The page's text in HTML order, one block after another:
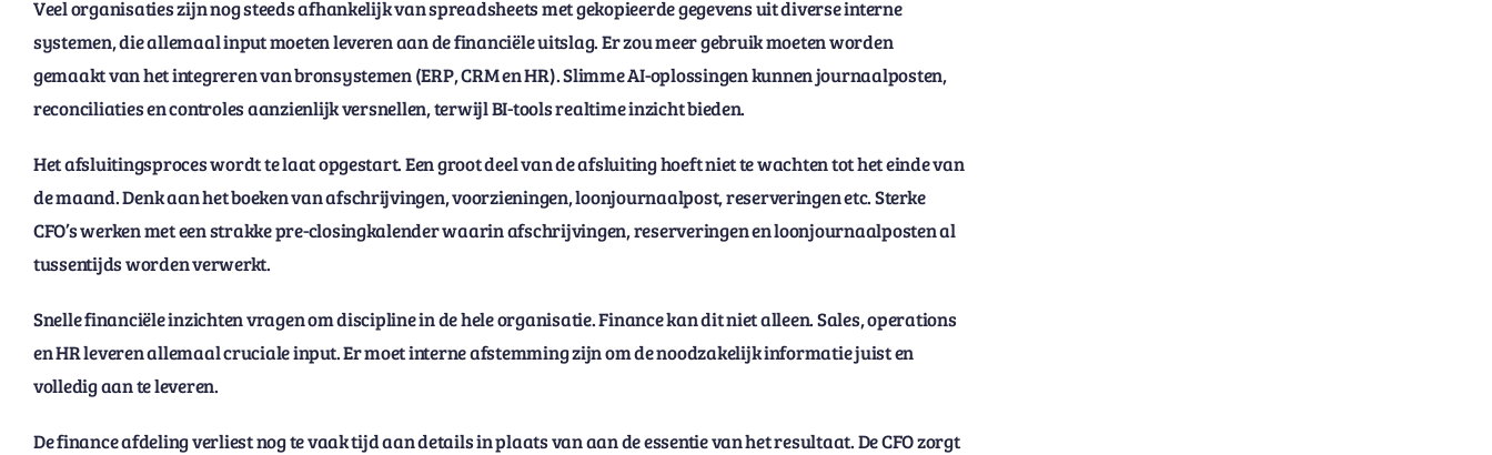
Veel organisaties zijn nog steeds afhankelijk van spreadsheets met gekopieerde gegevens uit diverse interne
systemen, die allemaal input moeten leveren aan de financiële uitslag. Er zou meer gebruik moeten worden
gemaakt van het integreren van bronsystemen (ERP, CRM en HR). Slimme AI-oplossingen kunnen journaalposten,
reconciliaties en controles aanzienlijk versnellen, terwijl BI-tools realtime inzicht bieden.
Het afsluitingsproces wordt te laat opgestart. Een groot deel van de afsluiting hoeft niet te wachten tot het einde van
de maand. Denk aan het boeken van afschrijvingen, voorzieningen, loonjournaalpost, reserveringen etc. Sterke
CFO’s werken met een strakke pre-closingkalender waarin afschrijvingen, reserveringen en loonjournaalposten al
tussentijds worden verwerkt.
Snelle financiële inzichten vragen om discipline in de hele organisatie. Finance kan dit niet alleen. Sales, operations
en HR leveren allemaal cruciale input. Er moet interne afstemming zijn om de noodzakelijk informatie juist en
volledig aan te leveren.
De finance afdeling verliest nog te vaak tijd aan details in plaats van aan de essentie van het resultaat. De CFO zorgt